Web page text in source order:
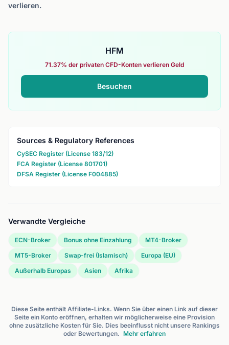
verlieren.
HFM
71.37% der privaten CFD-Konten verlieren Geld
Besuchen
Sources & Regulatory References
CySEC Register (License 183/12)
FCA Register (License 801701)
DFSA Register (License F004885)
Verwandte Vergleiche
ECN-Broker Bonus ohne Einzahlung
MT4-Broker
MT5-Broker
Swap-frei (Islamisch)
Europa (EU)
Außerhalb Europas
Asien Afrika
Diese Seite enthält Affiliate-Links. Wenn Sie über einen Link auf dieser
Seite ein Konto eröffnen, erhalten wir möglicherweise eine Provision
ohne zusätzliche Kosten für Sie. Dies beeinflusst nicht unsere Rankings
oder Bewertungen. Mehr erfahren